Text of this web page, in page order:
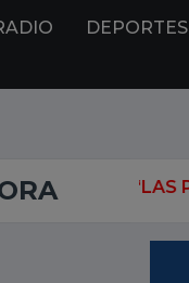
DEPORTES
PERSONAS USAN